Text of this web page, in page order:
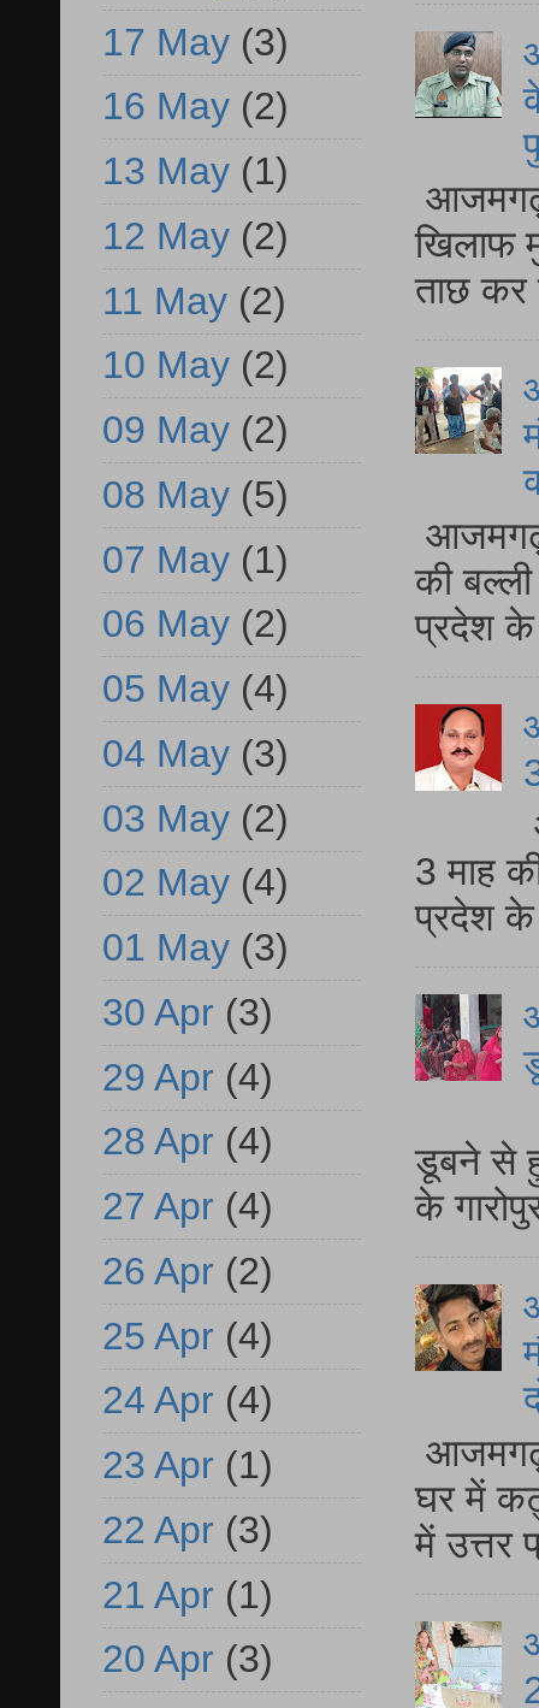
आजमगढ़
खिलाफ
ताछ कर
आजमगढ़
की
प्रदेश
3 माह
प्रदेश
डूबने से
के
घर में
में
17 May (3)
16 May (2)
13 May (1)
12 May (2)
11 May (2)
10 May (2)
09 May (2)
08 May (5)
07 May (1)
06 May (2)
05 May (4)
04 May (3)
03 May (2)
02 May (4)
01 May (3)
30 Apr (3)
29 Apr (4)
28 Apr (4)
27 Apr (4)
26 Apr (2)
25 Apr (4)
24 Apr (4)
23 Apr (1)
22 Apr (3)
21 Apr (1)
20 Apr (3)